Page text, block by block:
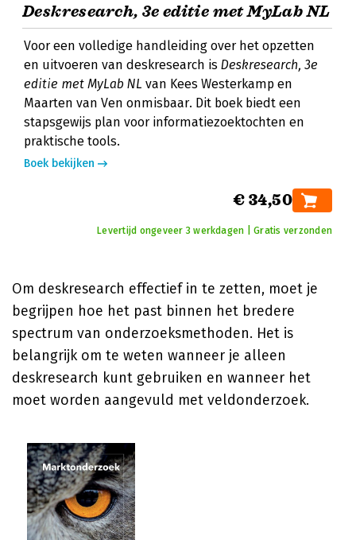
Deskresearch, 3e editie met MyLab NL
Voor een volledige handleiding over het opzetten
en uitvoeren van deskresearch is Deskresearch, 3e
editie met MyLab NL van Kees Westerkamp en
Maarten van Ven onmisbaar. Dit boek biedt een
stapsgewijs plan voor informatiezoektochten en
praktische tools.
Boek bekijken
€ 34,50
Levertijd ongeveer 3 werkdagen | Gratis verzonden
Om deskresearch effectief in te zetten, moet je
begrijpen hoe het past binnen het bredere
spectrum van onderzoeksmethoden. Het is
belangrijk om te weten wanneer je alleen
deskresearch kunt gebruiken en wanneer het
moet worden aangevuld met veldonderzoek.